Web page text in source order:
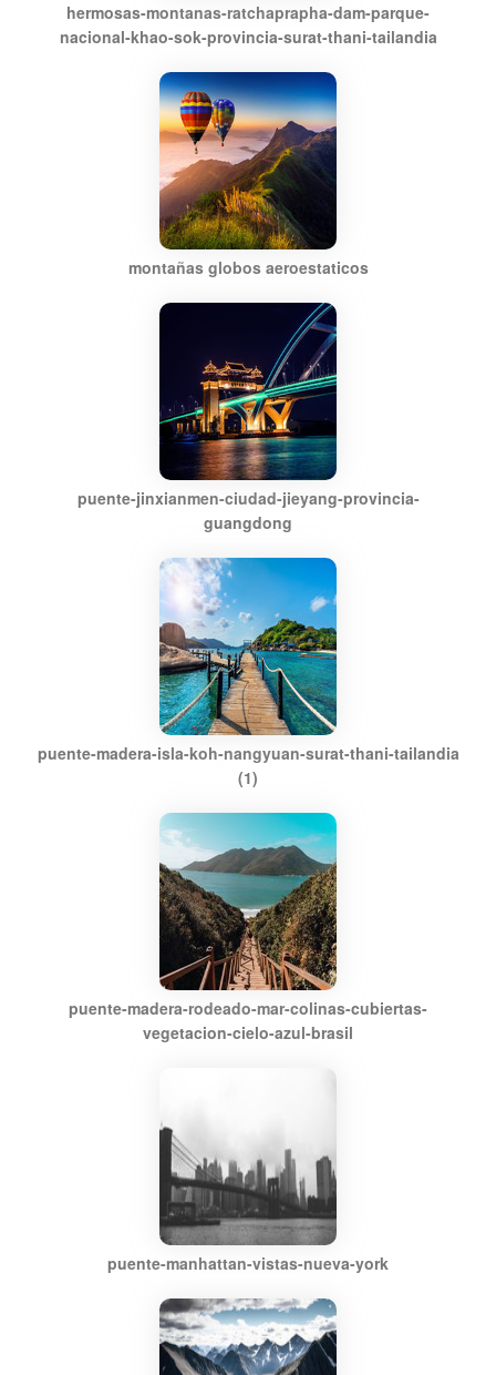
hermosas-montanas-ratchaprapha-dam-parque-
nacional-khao-sok-provincia-surat-thani-tailandia
montañas globos aeroestaticos
puente-jinxianmen-ciudad-jieyang-provincia-
guangdong
puente-madera-isla-koh-nangyuan-surat-thani-tailandia
(1)
puente-madera-rodeado-mar-colinas-cubiertas-
vegetacion-cielo-azul-brasil
puente-manhattan-vistas-nueva-york